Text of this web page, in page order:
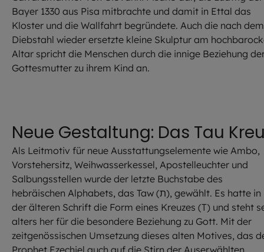
Bayer 1330 aus Pisa mitbrachte und damit in Ettal das
Kloster und die Wallfahrt begründete. Auch die nach dem
Diebstahl wieder ersetzte kleine Skulptur am
Altar spricht die Menschen durch die innige Beziehung
Gottesmutter zu ihrem Kind an.
Neue Gestaltung: Das Tau
Als Leitmotiv für neue Ausstattungselemente wie Ambo,
Vorstehersitz, Weihwasserkessel, Apostelleuchter und
Salbungsstellen wurde der letzte Buchstabe des
hebräischen Alphabets, das Taw (ת), gewählt. Es hatte in
der älteren Schrift die Form eines Kreuzes (T) und steht
alters her für die besondere Beziehung zu Gott. Mit der
zeitgenössischen Umsetzung dieses alten Motives, das
Prophet Ezechiel auch auf die Stirn der Auserwählten